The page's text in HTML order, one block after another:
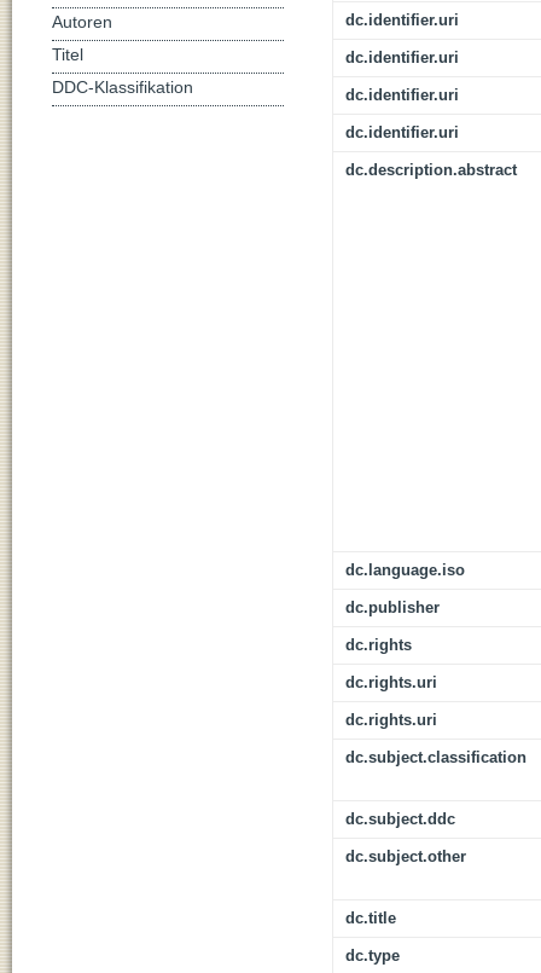
dc.identifier.uri
dc.identifier.uri
dc.identifier.uri
dc.identifier.uri
dc.description.abstract
dc.language.iso
dc.publisher
dc.rights
dc.rights.uri
dc.rights.uri
dc.subject.classification
dc.subject.ddc
dc.subject.other
dc.title
dc.type
Autoren
Titel
DDC-Klassifikation